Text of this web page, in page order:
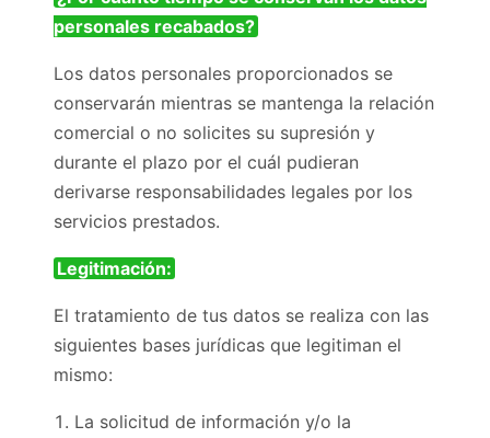
personales recabados?
Los datos personales proporcionados se
conservarán mientras se mantenga la relación
comercial o no solicites su supresión y
durante el plazo por el cuál pudieran
derivarse responsabilidades legales por los
servicios prestados.
Legitimación:
El tratamiento de tus datos se realiza con las
siguientes bases jurídicas que legitiman el
mismo:
La solicitud de información y/o la